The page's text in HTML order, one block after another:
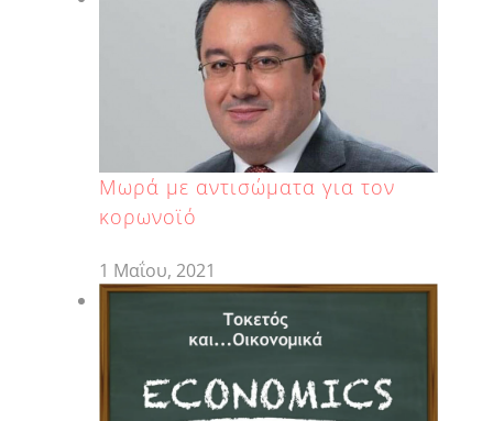
Μωρά με αντισώματα για τον
κορωνοϊό
1 Μαΐου, 2021